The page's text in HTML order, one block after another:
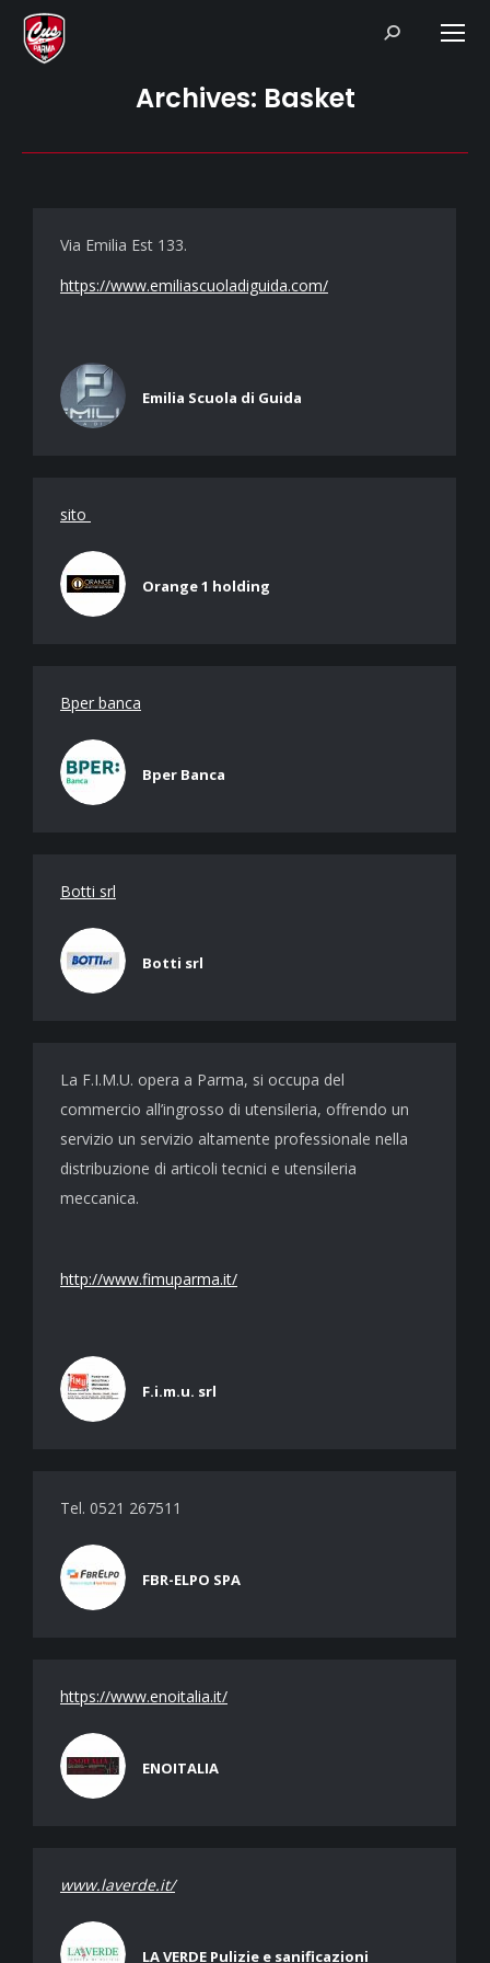
Search:
Archives: Basket
Via Emilia Est 133.
https://www.emiliascuoladiguida.com/
Emilia Scuola di Guida
sito
Orange 1 holding
Bper banca
Bper Banca
Botti srl
Botti srl
La F.I.M.U. opera a Parma, si occupa del
commercio all’ingrosso di utensileria, offrendo un
servizio un servizio altamente professionale nella
distribuzione di articoli tecnici e utensileria
meccanica.
http://www.fimuparma.it/
F.i.m.u. srl
Tel. 0521 267511
FBR-ELPO SPA
https://www.enoitalia.it/
ENOITALIA
www.laverde.it/
LA VERDE Pulizie e sanificazioni